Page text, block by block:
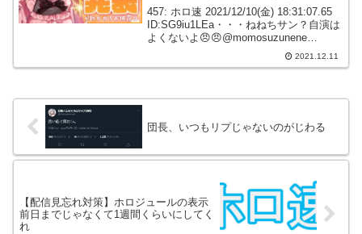
ろ…
457: ホロ速 2021/12/10(金) 18:31:07.65
ID:SG9iu1LEa・・・ねねちサン？自演は
よくないよ😠😠@momosuzunene
pic.twitter.com/sK38MXhWjV— 常闇トワ
2021.12.11
団長、いつもリプじゃないのがじわる
【配信見忘れ対策】ホロジュールの表示
前日までじゃなくて1週間くらいにしてく
れ